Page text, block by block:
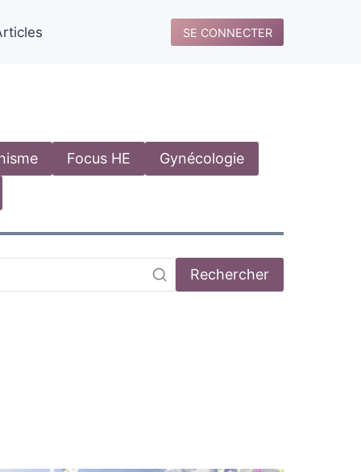
SE CONNECTER
Focus HE Gynécologie
Rechercher